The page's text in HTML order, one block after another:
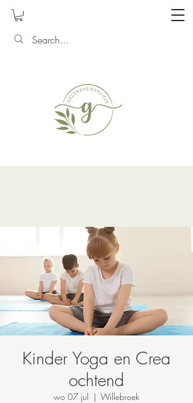
Kinder Yoga en Crea
ochtend
wo 07 jul
  |
Willebroek